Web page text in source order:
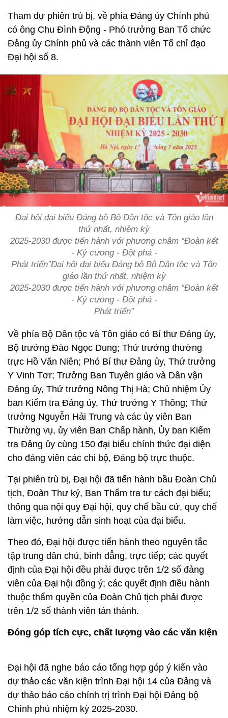
Tham dự phiên trù bị, về phía Đảng ủy Chính phủ
có ông Chu Đình Động - Phó trưởng Ban Tổ chức
Đảng ủy Chính phủ và các thành viên Tổ chỉ đạo
Đại hội số 8.
Đại hội đại biểu Đảng bộ Bộ Dân tộc và Tôn giáo lần
thứ nhất, nhiệm kỳ
2025-2030 được tiến hành với phương châm “Đoàn kết
- Kỷ cương - Đột phá -
Phát triển”Đại hội đại biểu Đảng bộ Bộ Dân tộc và Tôn
giáo lần thứ nhất, nhiệm kỳ
2025-2030 được tiến hành với phương châm “Đoàn kết
- Kỷ cương - Đột phá -
Phát triển”
Về phía Bộ Dân tộc và Tôn giáo có Bí thư Đảng ủy,
Bộ trưởng Đào Ngọc Dung; Thứ trưởng thường
trực Hồ Văn Niên; Phó Bí thư Đảng ủy, Thứ trưởng
Y Vinh Tơr; Trưởng Ban Tuyên giáo và Dân vận
Đảng ủy, Thứ trưởng Nông Thị Hà; Chủ nhiệm Ủy
ban Kiểm tra Đảng ủy, Thứ trưởng Y Thông; Thứ
trưởng Nguyễn Hải Trung và các ủy viên Ban
Thường vụ, ủy viên Ban Chấp hành, Ủy ban Kiểm
tra Đảng ủy cùng 150 đại biểu chính thức đại diện
cho đảng viên các chi bộ, Đảng bộ trực thuộc.
Tại phiên trù bị, Đại hội đã tiến hành bầu Đoàn Chủ
tịch, Đoàn Thư ký, Ban Thẩm tra tư cách đại biểu;
thông qua nội quy Đại hội, quy chế bầu cử, quy chế
làm việc, hướng dẫn sinh hoạt của đại biểu.
Theo đó, Đại hội được tiến hành theo nguyên tắc
tập trung dân chủ, bình đẳng, trực tiếp; các quyết
định của Đại hội đều phải được trên 1/2 số đảng
viên của Đại hội đồng ý; các quyết định điều hành
thuộc thẩm quyền của Đoàn Chủ tịch phải được
trên 1/2 số thành viên tán thành.
Đóng góp tích cực, chất lượng vào các văn kiện
Đại hội đã nghe báo cáo tổng hợp góp ý kiến vào
dự thảo các văn kiện trình Đại hội 14 của Đảng và
dự thảo báo cáo chính trị trình Đại hội Đảng bộ
Chính phủ nhiệm kỳ 2025-2030.